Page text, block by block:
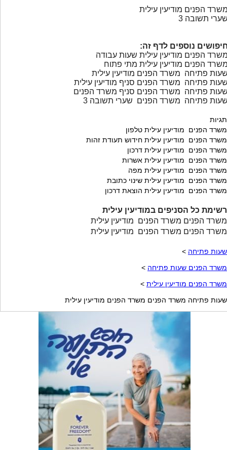
הפנים מודיעין עילית
תשובה 3
נוספים לדף זה:
הפנים מודיעין עילית שעות עבודה
הפנים מודיעין עילית מתי פתוח
פתיחה משרד הפנים מודיעין עילית
פתיחה משרד הפנים סניף מודיעין עילית
פתיחה משרד הפנים סניף משרד הפנים
פתיחה משרד הפנים שערי תשובה 3
תגיות
משרד הפנים מודיעין עילית טלפון
משרד הפנים מודיעין עילית חידוש תעודת זהות
משרד הפנים מודיעין עילית דרכון
משרד הפנים מודיעין עילית אשרות
משרד הפנים מודיעין עילית מפה
משרד הפנים מודיעין עילית שינוי כתובת
משרד הפנים מודיעין עילית הוצאת דרכון
רשימת כל הסניפים במודיעין עילית
משרד הפנים משרד הפנים מודיעין עילית
משרד הפנים משרד הפנים מודיעין עילית
שעות פתיחה >
משרד הפנים שעות פתיחה >
משרד הפנים מודיעין עילית >
שעות פתיחה משרד הפנים משרד הפנים מודיעין עילית